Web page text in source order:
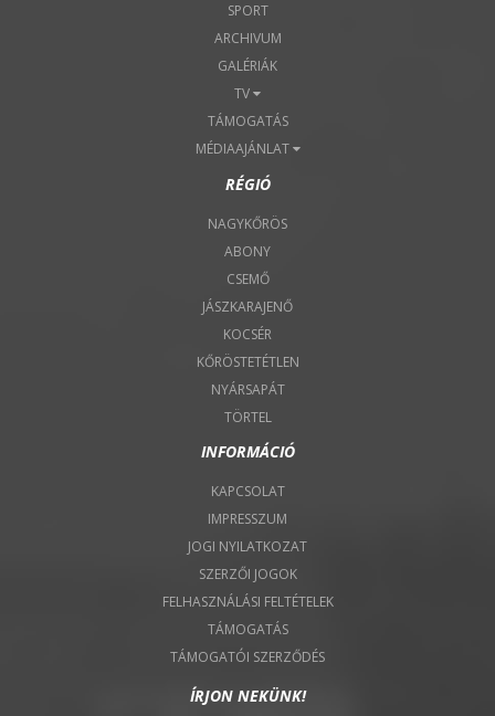
SPORT
ARCHIVUM
GALÉRIÁK
TV
TÁMOGATÁS
MÉDIAAJÁNLAT
RÉGIÓ
NAGYKŐRÖS
ABONY
CSEMŐ
JÁSZKARAJENŐ
KOCSÉR
KŐRÖSTETÉTLEN
NYÁRSAPÁT
TÖRTEL
INFORMÁCIÓ
KAPCSOLAT
IMPRESSZUM
JOGI NYILATKOZAT
SZERZŐI JOGOK
FELHASZNÁLÁSI FELTÉTELEK
TÁMOGATÁS
TÁMOGATÓI SZERZŐDÉS
ÍRJON NEKÜNK!